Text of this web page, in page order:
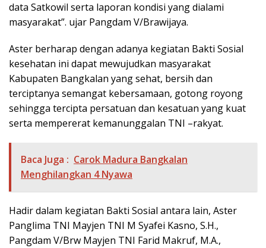
data Satkowil serta laporan kondisi yang dialami
masyarakat”. ujar Pangdam V/Brawijaya.
Aster berharap dengan adanya kegiatan Bakti Sosial
kesehatan ini dapat mewujudkan masyarakat
Kabupaten Bangkalan yang sehat, bersih dan
terciptanya semangat kebersamaan, gotong royong
sehingga tercipta persatuan dan kesatuan yang kuat
serta mempererat kemanunggalan TNI –rakyat.
Baca Juga : Carok Madura Bangkalan
Menghilangkan 4 Nyawa
Hadir dalam kegiatan Bakti Sosial antara lain, Aster
Panglima TNI Mayjen TNI M Syafei Kasno, S.H.,
Pangdam V/Brw Mayjen TNI Farid Makruf, M.A.,